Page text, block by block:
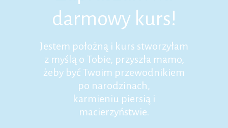
darmowy kurs!
Jestem położną i kurs stworzyłam
z myślą o Tobie, przyszła mamo,
żeby być Twoim przewodnikiem
po narodzinach,
karmieniu piersią i
macierzyństwie.